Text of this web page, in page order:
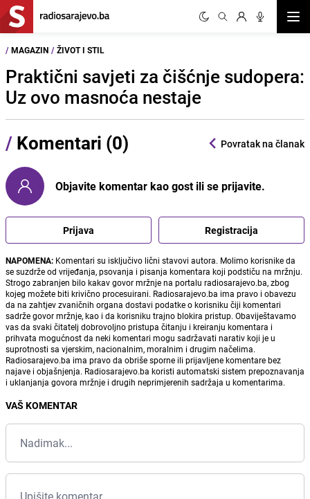
/ MAGAZIN / ŽIVOT I STIL
Praktični savjeti za čišćnje sudopera:
Uz ovo masnoća nestaje
/ Komentari (0) Povratak na članak
Objavite komentar kao gost ili se prijavite.
Prijava Registracija
NAPOMENA: Komentari su isključivo lični stavovi autora. Molimo korisnike da
se suzdrže od vrijeđanja, psovanja i pisanja komentara koji podstiču na mržnju.
Strogo zabranjen bilo kakav govor mržnje na portalu radiosarajevo.ba, zbog
kojeg možete biti krivično procesuirani. Radiosarajevo.ba ima pravo i obavezu
da na zahtjev zvaničnih organa dostavi podatke o korisniku čiji komentari
sadrže govor mržnje, kao i da korisniku trajno blokira pristup. Obaviještavamo
vas da svaki čitatelj dobrovoljno pristupa čitanju i kreiranju komentara i
prihvata mogućnost da neki komentari mogu sadržavati narativ koji je u
suprotnosti sa vjerskim, nacionalnim, moralnim i drugim načelima.
Radiosarajevo.ba ima pravo da obriše sporne ili prijavljene komentare bez
najave i objašnjenja. Radiosarajevo.ba koristi automatski sistem prepoznavanja
i uklanjanja govora mržnje i drugih neprimjerenih sadržaja u komentarima.
VAŠ KOMENTAR